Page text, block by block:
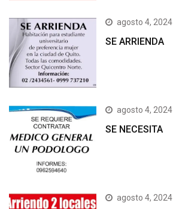
agosto 4, 2024
SE ARRIENDA
agosto 4, 2024
SE NECESITA
agosto 4, 2024